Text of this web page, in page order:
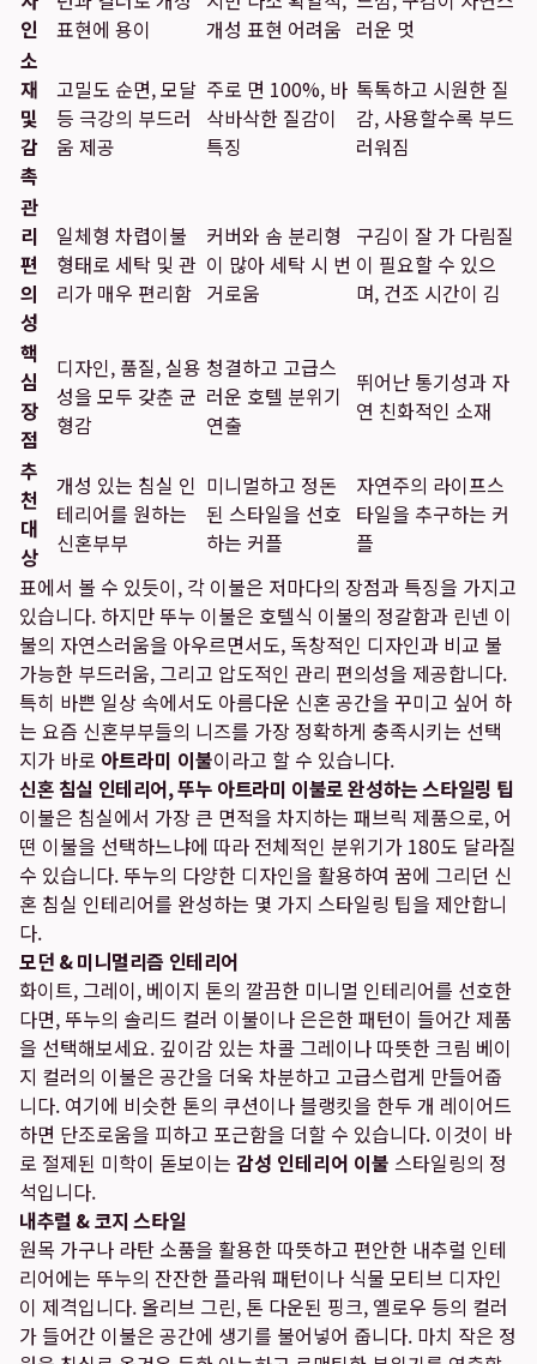
인
표현에 용이
개성 표현 어려움 러운 멋
소
재
및
감
촉
고밀도 순면, 모달
등 극강의 부드러
움 제공
주로 면 100%, 바
삭바삭한 질감이
특징
톡톡하고 시원한 질
감, 사용할수록 부드
러워짐
관
리
편
의
성
일체형 차렵이불
형태로 세탁 및 관
리가 매우 편리함
커버와 솜 분리형
이 많아 세탁 시 번
거로움
구김이 잘 가 다림질
이 필요할 수 있으
며, 건조 시간이 김
핵
심
장
점
디자인, 품질, 실용
성을 모두 갖춘 균
형감
청결하고 고급스
러운 호텔 분위기
연출
뛰어난 통기성과 자
연 친화적인 소재
추
천
대
상
개성 있는 침실 인
테리어를 원하는
신혼부부
미니멀하고 정돈
된 스타일을 선호
하는 커플
자연주의 라이프스
타일을 추구하는 커
플
표에서 볼 수 있듯이, 각 이불은 저마다의 장점과 특징을 가지고
있습니다. 하지만 뚜누 이불은 호텔식 이불의 정갈함과 린넨 이
불의 자연스러움을 아우르면서도, 독창적인 디자인과 비교 불
가능한 부드러움, 그리고 압도적인 관리 편의성을 제공합니다.
특히 바쁜 일상 속에서도 아름다운 신혼 공간을 꾸미고 싶어 하
는 요즘 신혼부부들의 니즈를 가장 정확하게 충족시키는 선택
지가 바로 아트라미 이불이라고 할 수 있습니다.
신혼 침실 인테리어, 뚜누 아트라미 이불로 완성하는 스타일링 팁
이불은 침실에서 가장 큰 면적을 차지하는 패브릭 제품으로, 어
떤 이불을 선택하느냐에 따라 전체적인 분위기가 180도 달라질
수 있습니다. 뚜누의 다양한 디자인을 활용하여 꿈에 그리던 신
혼 침실 인테리어를 완성하는 몇 가지 스타일링 팁을 제안합니
다.
모던 & 미니멀리즘 인테리어
화이트, 그레이, 베이지 톤의 깔끔한 미니멀 인테리어를 선호한
다면, 뚜누의 솔리드 컬러 이불이나 은은한 패턴이 들어간 제품
을 선택해보세요. 깊이감 있는 차콜 그레이나 따뜻한 크림 베이
지 컬러의 이불은 공간을 더욱 차분하고 고급스럽게 만들어줍
니다. 여기에 비슷한 톤의 쿠션이나 블랭킷을 한두 개 레이어드
하면 단조로움을 피하고 포근함을 더할 수 있습니다. 이것이 바
로 절제된 미학이 돋보이는 감성 인테리어 이불 스타일링의 정
석입니다.
내추럴 & 코지 스타일
원목 가구나 라탄 소품을 활용한 따뜻하고 편안한 내추럴 인테
리어에는 뚜누의 잔잔한 플라워 패턴이나 식물 모티브 디자인
이 제격입니다. 올리브 그린, 톤 다운된 핑크, 옐로우 등의 컬러
가 들어간 이불은 공간에 생기를 불어넣어 줍니다. 마치 작은 정